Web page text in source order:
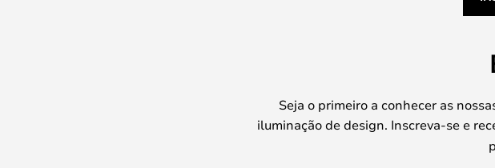
Seja o primeiro a conhecer as
iluminação de design. Inscreva-se e